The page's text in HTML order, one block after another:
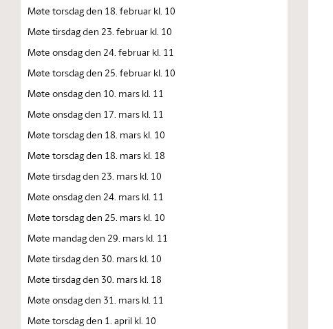
Møte torsdag den 18. februar kl. 10
Møte tirsdag den 23. februar kl. 10
Møte onsdag den 24. februar kl. 11
Møte torsdag den 25. februar kl. 10
Møte onsdag den 10. mars kl. 11
Møte onsdag den 17. mars kl. 11
Møte torsdag den 18. mars kl. 10
Møte torsdag den 18. mars kl. 18
Møte tirsdag den 23. mars kl. 10
Møte onsdag den 24. mars kl. 11
Møte torsdag den 25. mars kl. 10
Møte mandag den 29. mars kl. 11
Møte tirsdag den 30. mars kl. 10
Møte tirsdag den 30. mars kl. 18
Møte onsdag den 31. mars kl. 11
Møte torsdag den 1. april kl. 10